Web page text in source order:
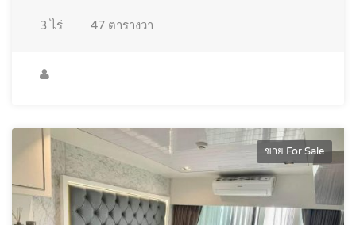
3ไร่ 47 ตารางวา
ขาย For Sale